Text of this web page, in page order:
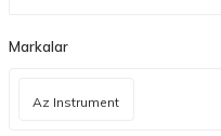
Markalar
Az Instrument